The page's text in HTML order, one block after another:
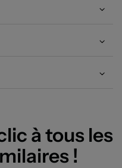
à tous les
!